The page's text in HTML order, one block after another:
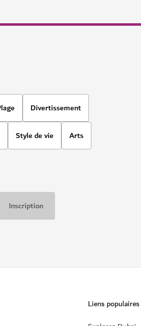
Divertissement
Style de vie Arts
Liens populaires